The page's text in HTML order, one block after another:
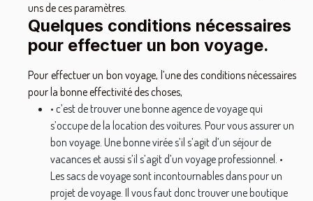
uns de ces paramètres.
Quelques conditions nécessaires
pour effectuer un bon voyage.
Pour effectuer un bon voyage, l’une des conditions nécessaires
pour la bonne effectivité des choses,
• c’est de trouver une bonne agence de voyage qui
s’occupe de la location des voitures. Pour vous assurer un
bon voyage. Une bonne virée s’il s’agit d’un séjour de
vacances et aussi s’il s’agit d’un voyage professionnel. •
Les sacs de voyage sont incontournables dans pour un
projet de voyage. Il vous faut donc trouver une boutique